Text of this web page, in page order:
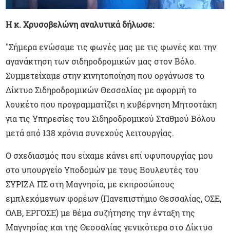
Η κ. Χρυσοβελώνη αναλυτικά δήλωσε:
"Σήμερα ενώσαμε τις φωνές μας με τις φωνές και την
αγανάκτηση των σιδηροδρομικών μας στον Βόλο.
Συμμετείχαμε στην κινητοποίηση που οργάνωσε το
Δίκτυο Σιδηροδρομικών Θεσσαλίας με αφορμή το
λουκέτο που προγραμματίζει η κυβέρνηση Μητσοτάκη
για τις Υπηρεσίες του Σιδηροδρομικού Σταθμού Βόλου
μετά από 138 χρόνια συνεχούς λειτουργίας.
Ο σχεδιασμός που είχαμε κάνει επί υφυπουργίας μου
στο υπουργείο Υποδομών με τους Βουλευτές του
ΣΥΡΙΖΑ ΠΣ στη Μαγνησία, με εκπροσώπους
εμπλεκόμενων φορέων (Πανεπιστήμιο Θεσσαλίας, ΟΣΕ,
ΟΛΒ, ΕΡΓΟΣΕ) με θέμα συζήτησης την ένταξη της
Μαγνησίας και της Θεσσαλίας γενικότερα στο Δίκτυο